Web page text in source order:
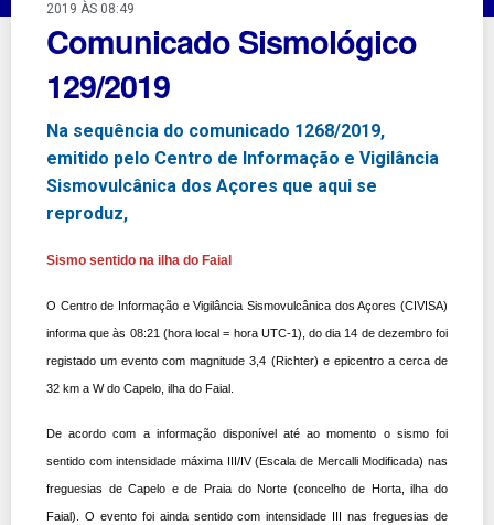
2019 ÀS 08:49
Comunicado Sismológico
129/2019
Na sequência do comunicado 1268/2019,
emitido pelo Centro de Informação e Vigilância
Sismovulcânica dos Açores que aqui se
reproduz,
Sismo sentido na ilha do Faial
O Centro de Informação e Vigilância Sismovulcânica dos Açores (CIVISA)
informa que às 08:21 (hora local = hora UTC-1), do dia 14 de dezembro foi
registado um evento com magnitude 3,4 (Richter) e epicentro a cerca de
32 km a W do Capelo, ilha do Faial.
De acordo com a informação disponível até ao momento o sismo foi
sentido com intensidade máxima III/IV (Escala de Mercalli Modificada) nas
freguesias de Capelo e de Praia do Norte (concelho de Horta, ilha do
Faial). O evento foi ainda sentido com intensidade III nas freguesias de